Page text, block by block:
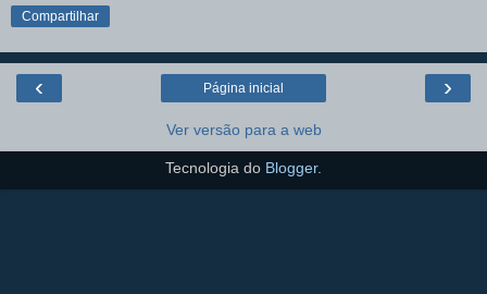
Compartilhar
‹ ›
Página inicial
Ver versão para a web
Tecnologia do Blogger.